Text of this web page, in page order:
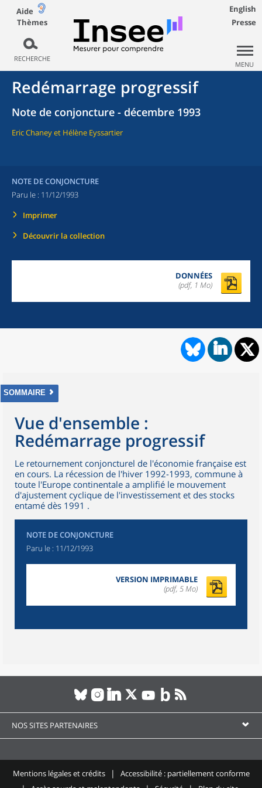
Aide
Thèmes
RECHERCHE
English
Presse
MENU
Redémarrage progressif
Note de conjoncture - décembre 1993
Eric Chaney et Hélène Eyssartier
NOTE DE CONJONCTURE
Paru le : 11/12/1993
Imprimer
Découvrir la collection
DONNÉES
(pdf, 1 Mo)
SOMMAIRE
Vue d'ensemble :
Redémarrage progressif
Le retournement conjoncturel de l'économie française est
en cours. La récession de l'hiver 1992-1993, commune à
toute l'Europe continentale a amplifié le mouvement
d'ajustement cyclique de l'investissement et des stocks
entamé dès 1991 .
NOTE DE CONJONCTURE
Paru le : 11/12/1993
VERSION IMPRIMABLE
(pdf, 5 Mo)
NOS SITES PARTENAIRES
Mentions légales et crédits
Accessibilité : partiellement conforme